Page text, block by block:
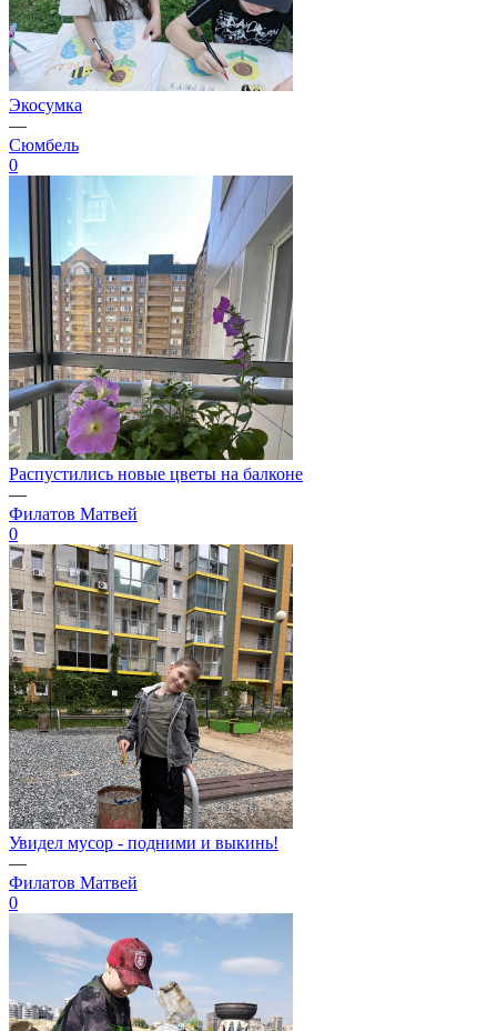
Экосумка
—
Сюмбель
0
Распустились новые цветы на балконе
—
Филатов Матвей
0
Увидел мусор - подними и выкинь!
—
Филатов Матвей
0